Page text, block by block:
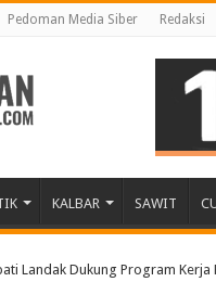
Pedoman Media Siber Redaksi
KALBAR SAWIT
Landak Dukung Program Kerja